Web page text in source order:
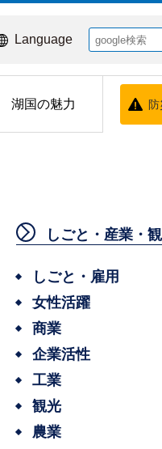
Language
湖国の魅力
しごと・産業・
しごと・雇用
女性活躍
商業
企業活性
工業
観光
農業